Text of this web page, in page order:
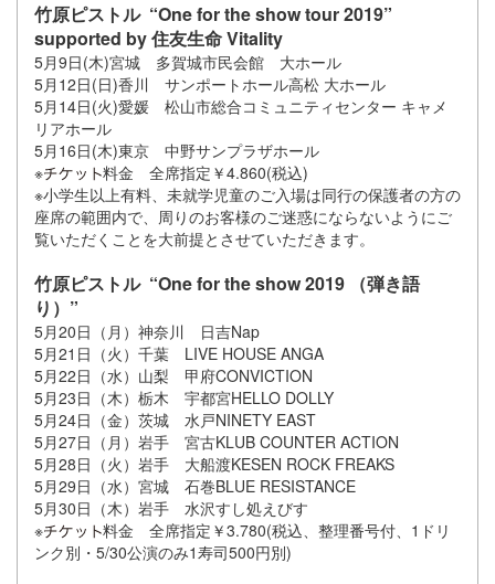
竹原ピストル “One for the show tour 2019”
supported by 住友生命 Vitality
5月9日(木)宮城 多賀城市民会館 大ホール
5月12日(日)香川 サンポートホール高松 大ホール
5月14日(火)愛媛 松山市総合コミュニティセンター キャメ
リアホール
5月16日(木)東京 中野サンプラザホール
※
料金 全席指定￥4.860(税込)
※小学生以上有料、未就学児童のご入場は同行の保護者の方の
座席の範囲内で、周りのお客様のご迷惑にならないようにご
覧いただくことを大前提とさせていただきます。
竹原ピストル “One for the show 2019 （弾き語
り）”
5月20日（月）神奈川 日吉Nap
5月21日（火）千葉 LIVE HOUSE ANGA
5月22日（水）山梨 甲府CONVICTION
5月23日（木）栃木 宇都宮HELLO DOLLY
5月24日（金）茨城 水戸NINETY EAST
5月27日（月）岩手 宮古KLUB COUNTER ACTION
5月28日（火）岩手 大船渡KESEN ROCK FREAKS
5月29日（水）宮城 石巻BLUE RESISTANCE
5月30日（木）岩手 水沢すし処えびす
※
料金 全席指定￥3.780(税込、整理番号付、1ドリ
ンク別・5/30公演のみ1寿司500円別)